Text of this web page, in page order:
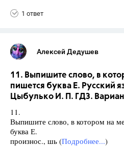
1 ответ
Алексей Дедушев
11. Выпишите слово, в
пишется буква Е. Русский
Цыбулько И. П. ГДЗ.
11.
Выпишите слово, в котором на
буква Е.
произнос., шь (Подробнее...)